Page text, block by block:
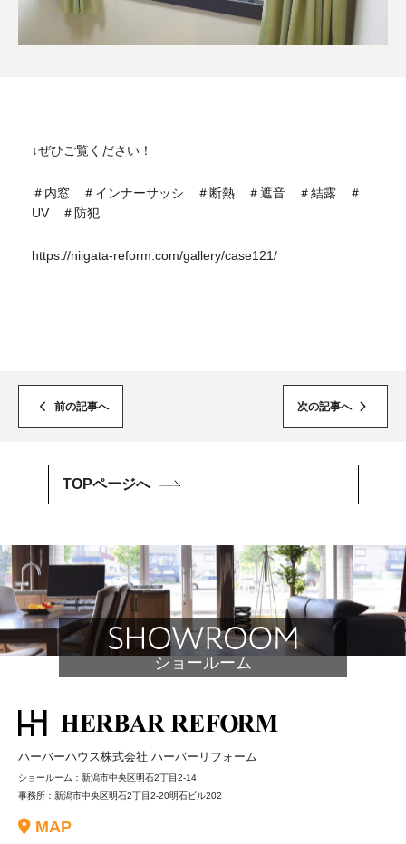
↓ぜひご覧ください！
＃内窓 ＃インナーサッシ ＃断熱 ＃遮音 ＃結露 ＃
UV ＃防犯
https://niigata-reform.com/gallery/case121/
前の記事へ 次の記事へ
TOPページへ
ショールーム
ハーバーハウス株式会社 ハーバーリフォーム
ショールーム：新潟市中央区明石2丁目2-14
事務所：新潟市中央区明石2丁目2-20明石ビル202
MAP